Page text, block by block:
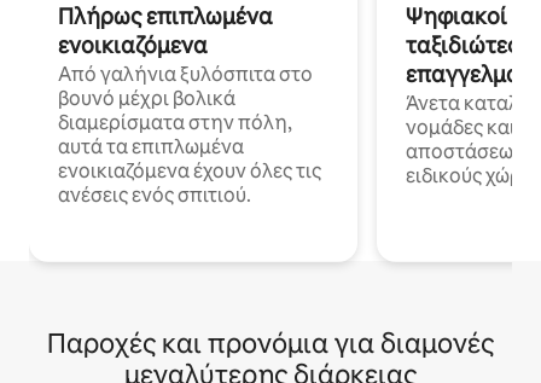
Πλήρως επιπλωμένα
ενοικιαζόμενα
Από γαλήνια ξυλόσπιτα στο
βουνό μέχρι βολικά
διαμερίσματα στην πόλη,
αυτά τα επιπλωμένα
ενοικιαζόμενα έχουν όλες τις
ανέσεις ενός σπιτιού.
Ψηφιακοί
ταξιδιώτες
Άνετα
νομάδες και
αποστάσεως
ειδικούς
Παροχές και προνόμια για διαμονές
μεγαλύτερης διάρκειας